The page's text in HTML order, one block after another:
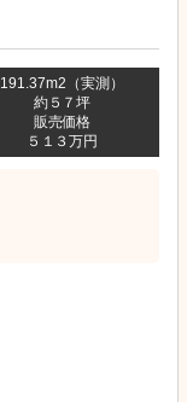
191.37m2（実測）
約５７坪
販売価格
５１３万円